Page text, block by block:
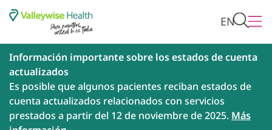
EN
Información importante sobre los estados de cuenta
actualizados
Es posible que algunos pacientes reciban estados de
cuenta actualizados relacionados con servicios
prestados a partir del 12 de noviembre de 2025. Más